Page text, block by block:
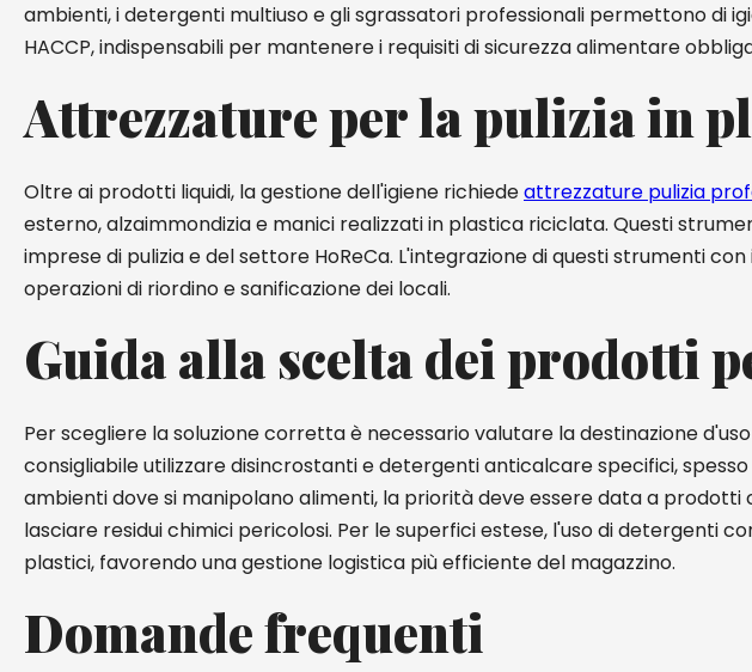
ambienti, i detergenti multiuso e gli sgrassatori professionali permettono di
HACCP, indispensabili per mantenere i requisiti di sicurezza alimentare
Attrezzature per la pulizia in
Oltre ai prodotti liquidi, la gestione dell'igiene richiedeattrezzature pulizia
esterno, alzaimmondizia e manici realizzati in plastica riciclata. Questi
imprese di pulizia e del settore HoReCa. L'integrazione di questi strumenti con
operazioni di riordino e sanificazione dei locali.
Guida alla scelta dei prodotti
Per scegliere la soluzione corretta è necessario valutare la destinazione
consigliabile utilizzare disincrostanti e detergenti anticalcare specifici,
ambienti dove si manipolano alimenti, la priorità deve essere data a
lasciare residui chimici pericolosi. Per le superfici estese, l'uso di
plastici, favorendo una gestione logistica più efficiente del magazzino.
Domande frequenti